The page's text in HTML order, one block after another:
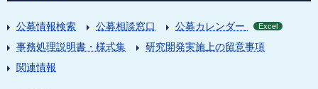
公募情報検索 公募相談窓口 公募カレンダー Excel
事務処理説明書・様式集
研究開発実施上の留意事項
関連情報